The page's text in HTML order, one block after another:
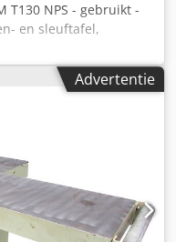
T130 NPS - gebruikt -
en sleuftafel,
Aprokr -----
1.080 x 750 mm,
min,
onder Ø:
Advertentie